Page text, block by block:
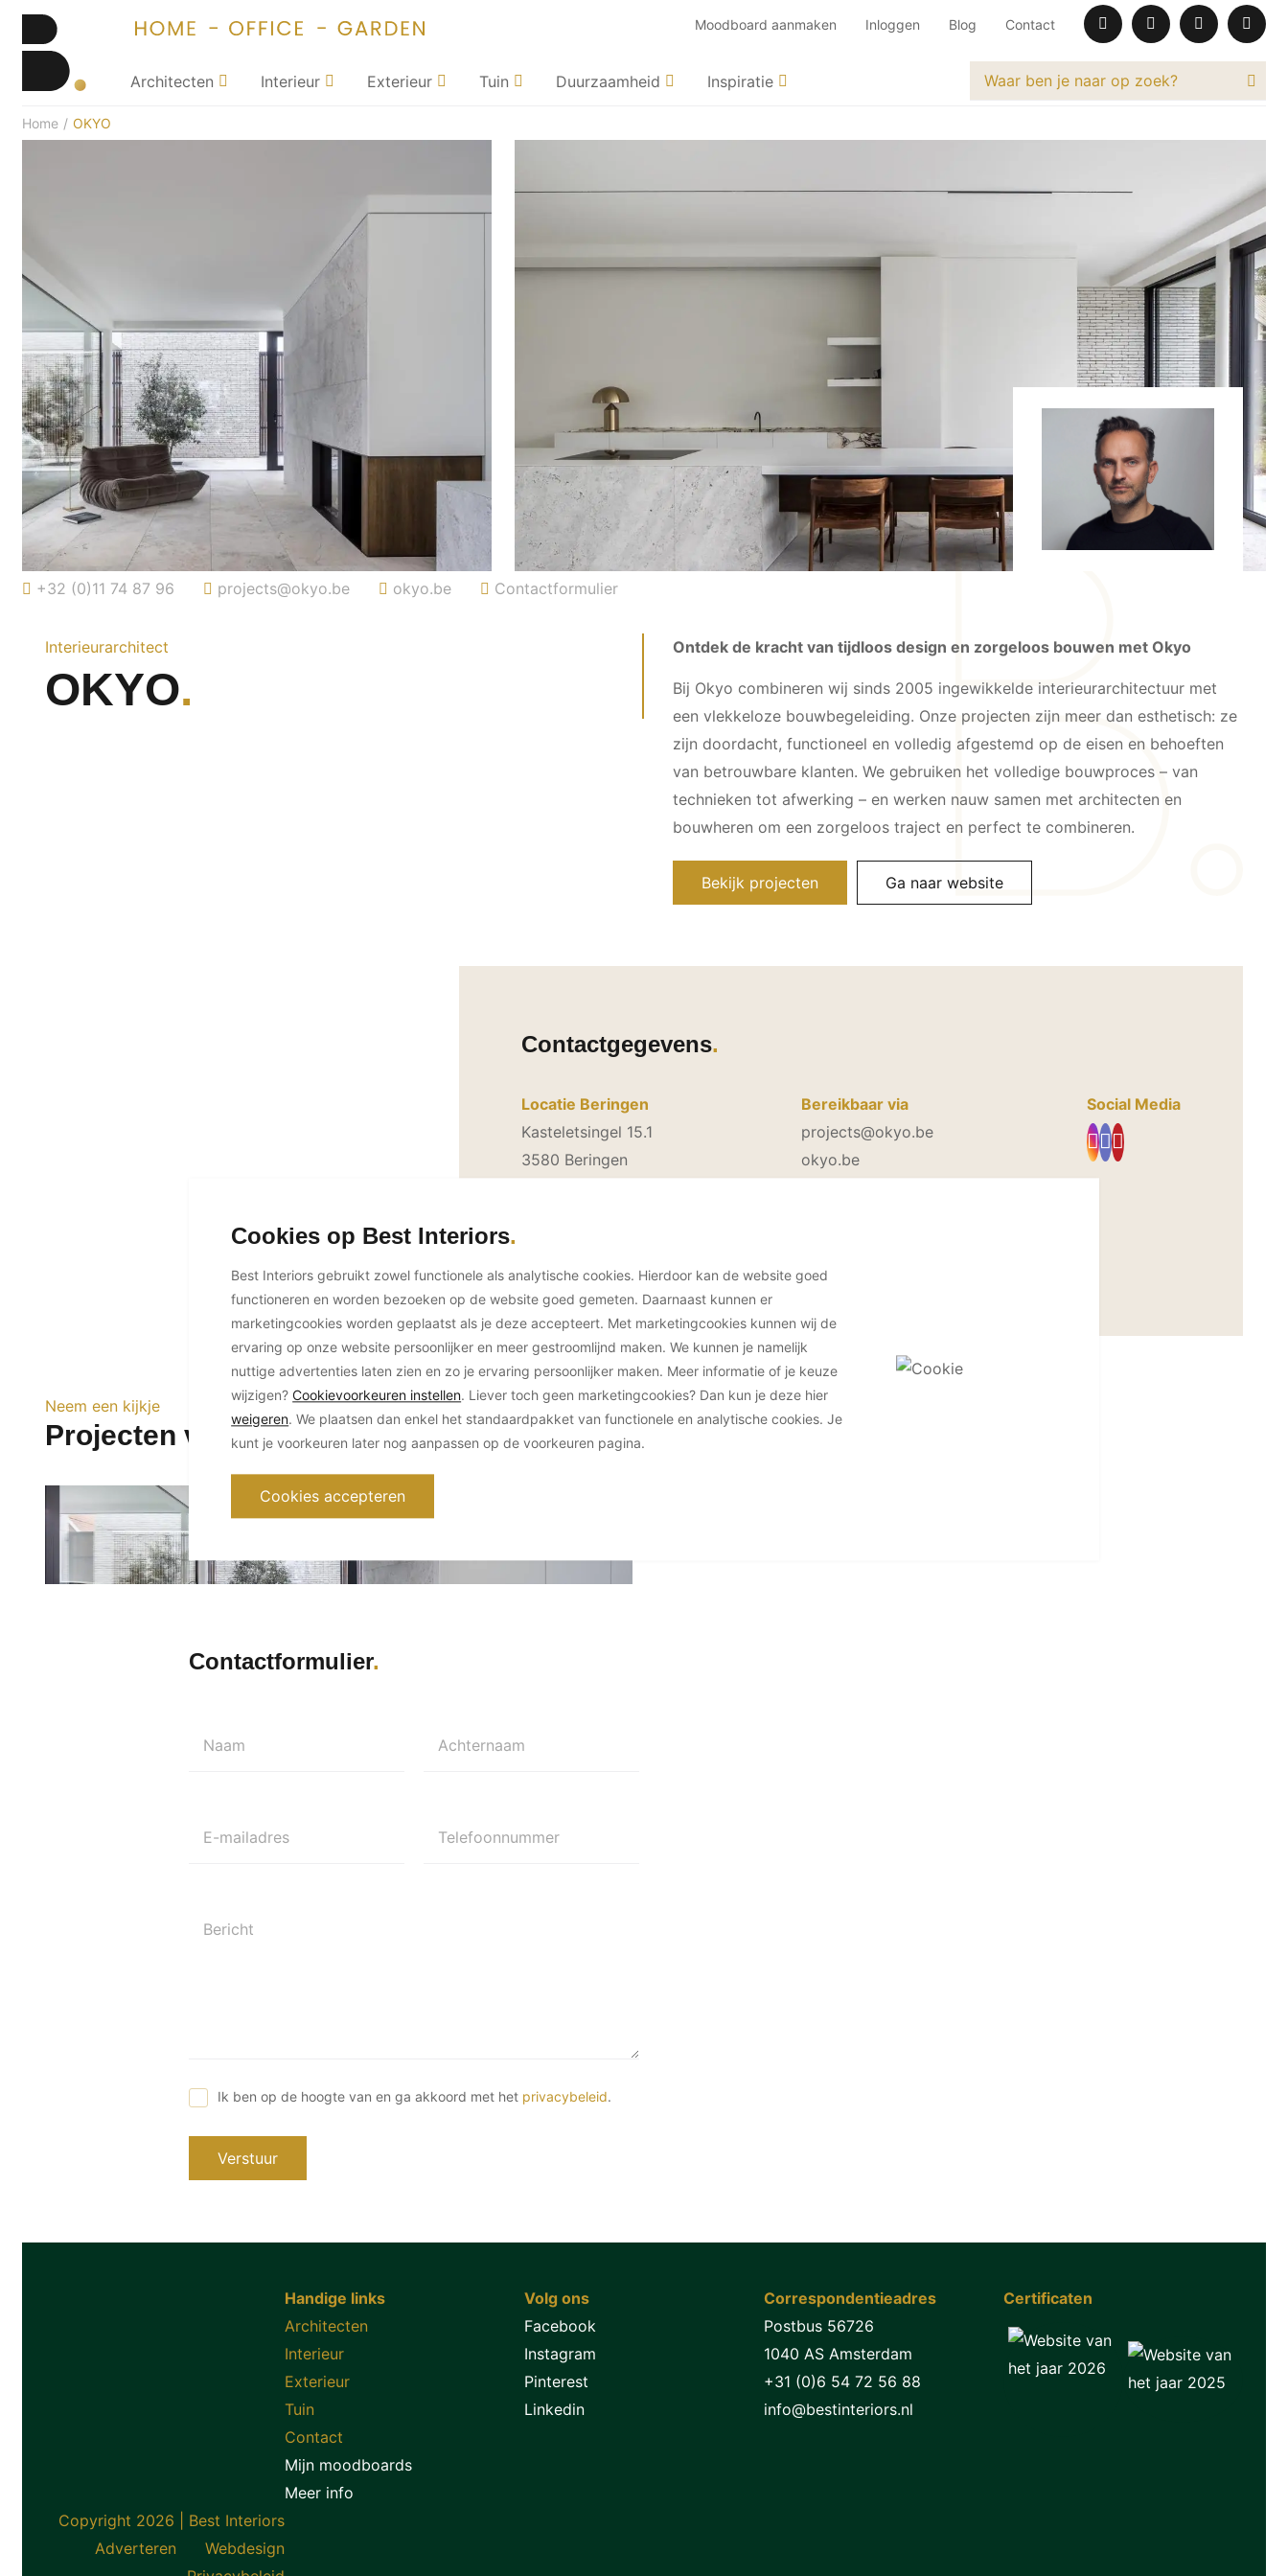
Moodboard aanmaken Inloggen Blog Contact
Architecten Interieur Exterieur Tuin Duurzaamheid Inspiratie
Home / OKYO
+32 (0)11 74 87 96 projects@okyo.be okyo.be Contactformulier
Interieurarchitect
OKYO
Ontdek de kracht van tijdloos design en zorgeloos bouwen met Okyo
Bij Okyo combineren wij sinds 2005 ingewikkelde interieurarchitectuur met
een vlekkeloze bouwbegeleiding. Onze projecten zijn meer dan esthetisch: ze
zijn doordacht, functioneel en volledig afgestemd op de eisen en behoeften
van betrouwbare klanten. We gebruiken het volledige bouwproces – van
technieken tot afwerking – en werken nauw samen met architecten en
bouwheren om een ​​zorgeloos traject en perfect te combineren.
Bekijk projecten Ga naar website
Contactgegevens
Locatie Beringen
Kasteletsingel 15.1
3580 Beringen
Bereikbaar via
projects@okyo.be
okyo.be
Social Media
Neem een kijkje
Projecten van OKYO
Contactformulier
Naam Achternaam
E-mailadres Telefoonnummer
Bericht
Ik ben op de hoogte van en ga akkoord met het privacybeleid.
Verstuur
Handige links
Architecten
Interieur
Exterieur
Tuin
Contact
Mijn moodboards
Meer info
Volg ons
Facebook
Instagram
Pinterest
Linkedin
Correspondentieadres
Postbus 56726
1040 AS Amsterdam
+31 (0)6 54 72 56 88
info@bestinteriors.nl
Certificaten
Copyright 2026 | Best Interiors
Adverteren
Webdesign
Cookies op Best Interiors
Best Interiors gebruikt zowel functionele als analytische cookies. Hierdoor kan de website goed
functioneren en worden bezoeken op de website goed gemeten. Daarnaast kunnen er
marketingcookies worden geplaatst als je deze accepteert. Met marketingcookies kunnen wij de
ervaring op onze website persoonlijker en meer gestroomlijnd maken. We kunnen je namelijk
nuttige advertenties laten zien en zo je ervaring persoonlijker maken. Meer informatie of je keuze
wijzigen?Cookievoorkeuren instellen. Liever toch geen marketingcookies? Dan kun je deze hier
weigeren. We plaatsen dan enkel het standaardpakket van functionele en analytische cookies. Je
kunt je voorkeuren later nog aanpassen op de voorkeuren pagina.
Cookies accepteren